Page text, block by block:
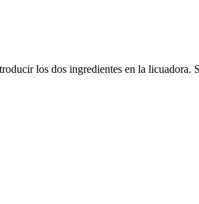
los dos ingredientes en la licuadora.